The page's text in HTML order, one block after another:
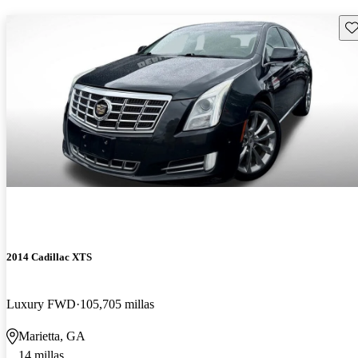
2014 Cadillac XTS
Luxury FWD 105,705 millas
Marietta, GA